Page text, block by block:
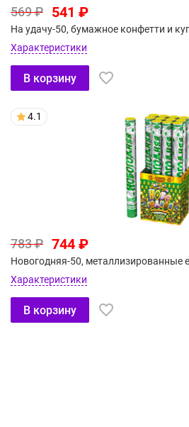
569 ₽ 541 ₽
На удачу-50, бумажное конфетти и
Характеристики
В корзину
4.1
783 ₽ 744 ₽
Новогодняя-50, металлизированные
Характеристики
В корзину